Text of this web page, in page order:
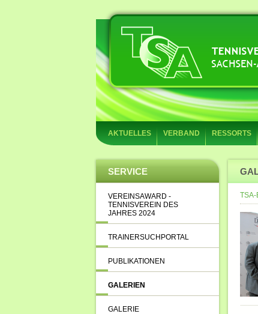
AKTUELLES VERBAND RESSORTS
SERVICE
VEREINSAWARD -
TENNISVEREIN DES
JAHRES 2024
TRAINERSUCHPORTAL
PUBLIKATIONEN
GALERIEN
GALERIE